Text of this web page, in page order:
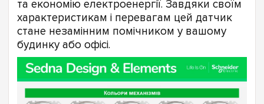
та економію електроенергії. Завдяки своїм
характеристикам і перевагам цей датчик
стане незамінним помічником у вашому
будинку або офісі.